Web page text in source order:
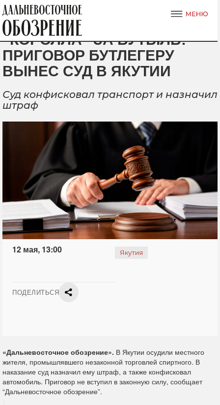
“КОРОЛЛА” ЗА БУТЫЛЬ:
ПРИГОВОР БУТЛЕГЕРУ
ВЫНЕС СУД В ЯКУТИИ
Суд конфисковал транспорт и назначил
штраф
12 мая, 13:00 Якутия
ПОДЕЛИТЬСЯ
«Дальневосточное обозрение». В Якутии осудили местного
жителя, промышлявшего незаконной торговлей спиртного. В
наказание суд назначил ему штраф, а также конфисковал
автомобиль. Приговор не вступил в законную силу, сообщает
“Дальневосточное обозрение”.